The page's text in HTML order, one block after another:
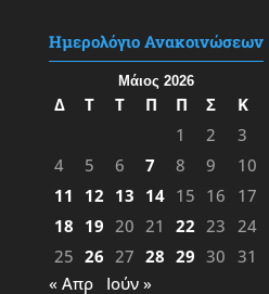
Ημερολόγιο Ανακοινώσεων
Μάιος 2026
Δ Τ Τ Π Π Σ
Κ
1
2
3
4
5 6 7 8 9
10
11
12 13 14 15 16
17
18 19 20 21 22 23 24
25 26 27 28 29 30 31
« Απρ
Ιούν »